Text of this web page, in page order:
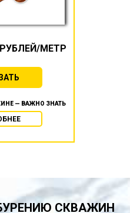
МЕТР
— ВАЖНО ЗНАТЬ
СКВАЖИН